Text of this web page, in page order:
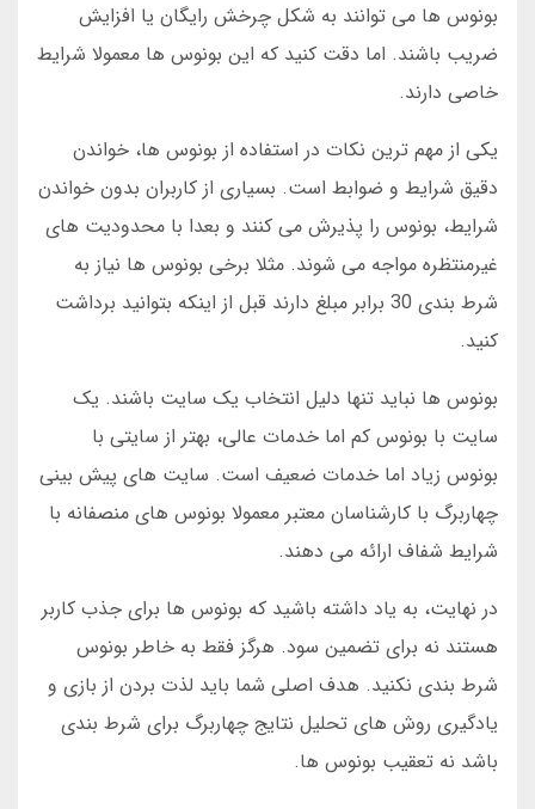
بونوس ها می توانند به شکل چرخش رایگان یا افزایش
ضریب باشند. اما دقت کنید که این بونوس ها معمولا شرایط
خاصی دارند.
یکی از مهم ترین نکات در استفاده از بونوس ها، خواندن
دقیق شرایط و ضوابط است. بسیاری از کاربران بدون خواندن
شرایط، بونوس را پذیرش می کنند و بعدا با محدودیت های
غیرمنتظره مواجه می شوند. مثلا برخی بونوس ها نیاز به
شرط بندی 30 برابر مبلغ دارند قبل از اینکه بتوانید برداشت
کنید.
بونوس ها نباید تنها دلیل انتخاب یک سایت باشند. یک
سایت با بونوس کم اما خدمات عالی، بهتر از سایتی با
بونوس زیاد اما خدمات ضعیف است. سایت های پیش بینی
چهاربرگ با کارشناسان معتبر معمولا بونوس های منصفانه با
شرایط شفاف ارائه می دهند.
در نهایت، به یاد داشته باشید که بونوس ها برای جذب کاربر
هستند نه برای تضمین سود. هرگز فقط به خاطر بونوس
شرط بندی نکنید. هدف اصلی شما باید لذت بردن از بازی و
یادگیری روش های تحلیل نتایج چهاربرگ برای شرط بندی
باشد نه تعقیب بونوس ها.